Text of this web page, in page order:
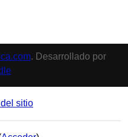
. Desarrollado por
sitio